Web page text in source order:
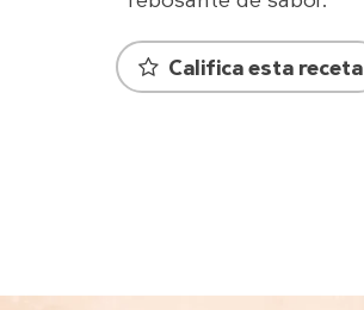
Califica esta receta